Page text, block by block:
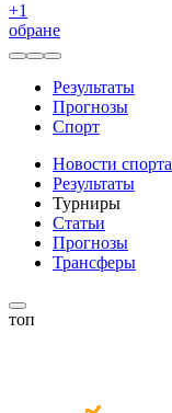
+1
обране
Результаты
Прогнозы
Спорт
Новости спорта
Результаты
Турниры
Статьи
Прогнозы
Трансферы
топ